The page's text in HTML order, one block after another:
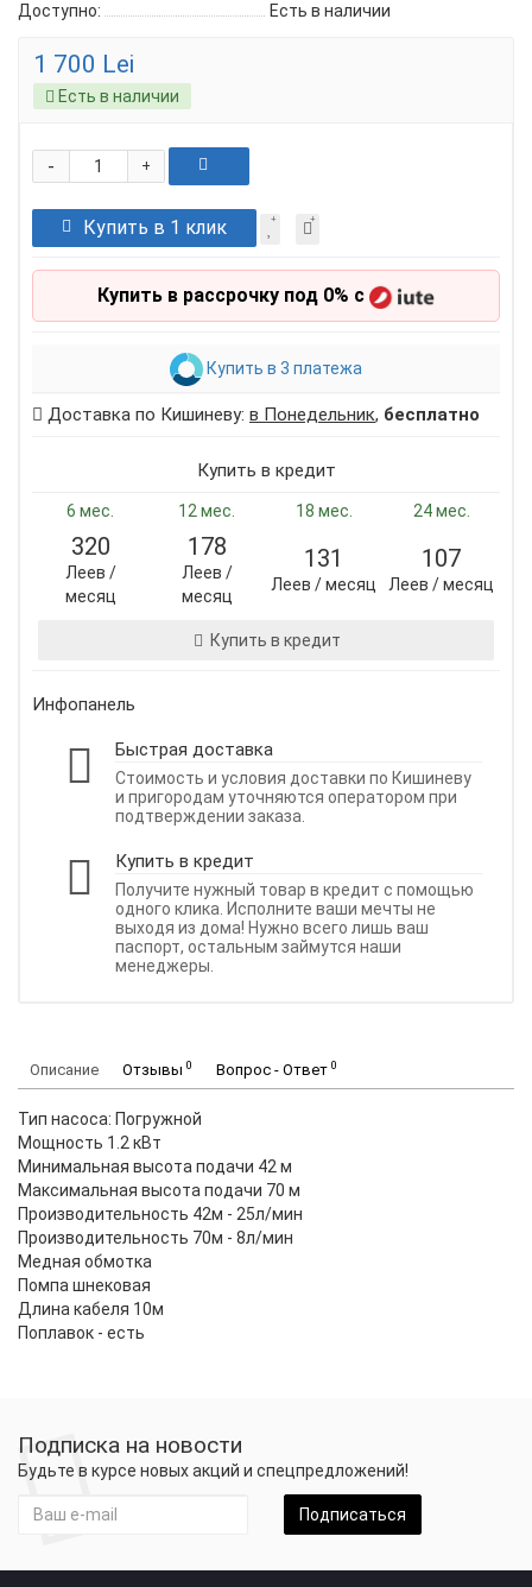
Доступно:
Есть в наличии
1 700 Lei
Есть в наличии
+
-
Купить в 1 клик
Купить в рассрочку под 0% с
Купить в 3 платежа
Доставка по Кишиневу: в Понедельник, бесплатно
Купить в кредит
6 мес. 12 мес. 18 мес. 24 мес.
320
Леев /
месяц
178
Леев /
месяц
131
Леев / месяц
107
Леев / месяц
Купить в кредит
Инфопанель
Быстрая доставка
Стоимость и условия доставки по Кишиневу
и пригородам уточняются оператором при
подтверждении заказа.
Купить в кредит
Получите нужный товар в кредит с помощью
одного клика. Исполните ваши мечты не
выходя из дома! Нужно всего лишь ваш
паспорт, остальным займутся наши
менеджеры.
Описание Отзывы 0 Вопрос - Ответ 0
Тип насоса: Погружной
Мощность 1.2 кВт
Минимальная высота подачи 42 м
Максимальная высота подачи 70 м
Производительность 42м - 25л/мин
Производительность 70м - 8л/мин
Медная обмотка
Помпа шнековая
Длина кабеля 10м
Поплавок - есть
Подписка на новости
Будьте в курсе новых акций и спецпредложений!
Подписаться